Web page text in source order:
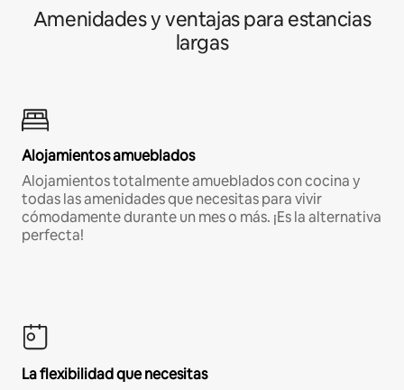
Amenidades y ventajas para estancias
largas
Alojamientos amueblados
Alojamientos totalmente amueblados con cocina y
todas las amenidades que necesitas para vivir
cómodamente durante un mes o más. ¡Es la alternativa
perfecta!
La flexibilidad que necesitas